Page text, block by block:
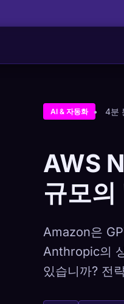
AI & 자동화 4분
AWS
규모
Amazon은
Anthropic의
있습니까? 전